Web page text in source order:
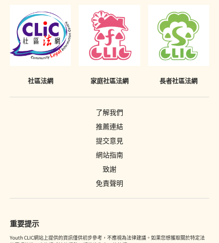
社區法網 家庭社區法網 長者社區法網
了解我們
推薦連結
提交意見
網站指南
致謝
免責聲明
重要提示
Youth CLIC網站上提供的資訊僅供初步參考，不應視為法律建議。如果您想獲取關於特定法